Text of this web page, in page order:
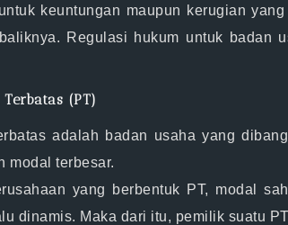
keuntungan maupun kerugian
Regulasi hukum untuk badan
(PT)
adalah badan usaha yang
modal terbesar.
yang berbentuk PT, modal
dinamis. Maka dari itu, pemilik suatu